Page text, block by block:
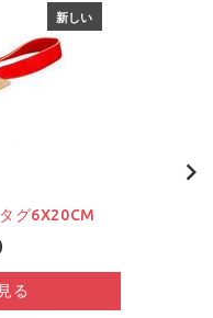
新しい
グ6X20CM
る